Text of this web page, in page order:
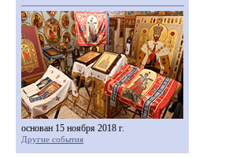
основан 15 ноября 2018 г.
Другие события